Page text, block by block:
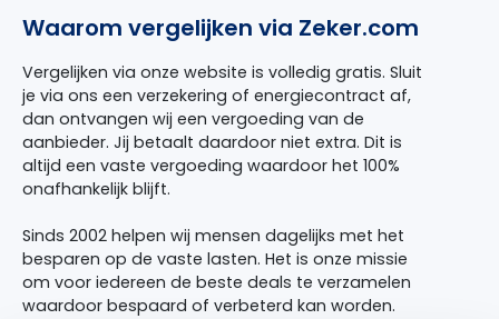
Waarom vergelijken via Zeker.com
Vergelijken via onze website is volledig gratis. Sluit
je via ons een verzekering of energiecontract af,
dan ontvangen wij een vergoeding van de
aanbieder. Jij betaalt daardoor niet extra. Dit is
altijd een vaste vergoeding waardoor het 100%
onafhankelijk blijft.
Sinds 2002 helpen wij mensen dagelijks met het
besparen op de vaste lasten. Het is onze missie
om voor iedereen de beste deals te verzamelen
waardoor bespaard of verbeterd kan worden.